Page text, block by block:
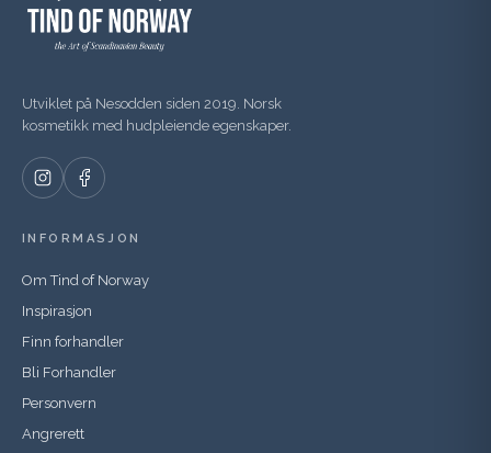
Utviklet på Nesodden siden 2019. Norsk
kosmetikk med hudpleiende egenskaper.
INFORMASJON
Om Tind of Norway
Inspirasjon
Finn forhandler
Bli Forhandler
Personvern
Angrerett